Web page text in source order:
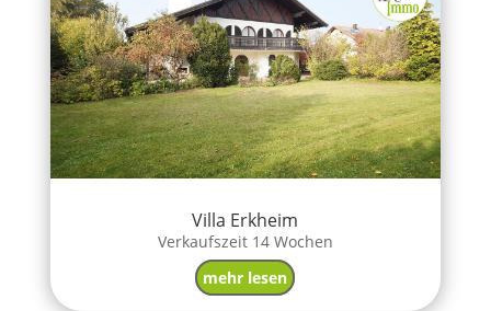
Villa Erkheim
Verkaufszeit 14 Wochen
mehr lesen